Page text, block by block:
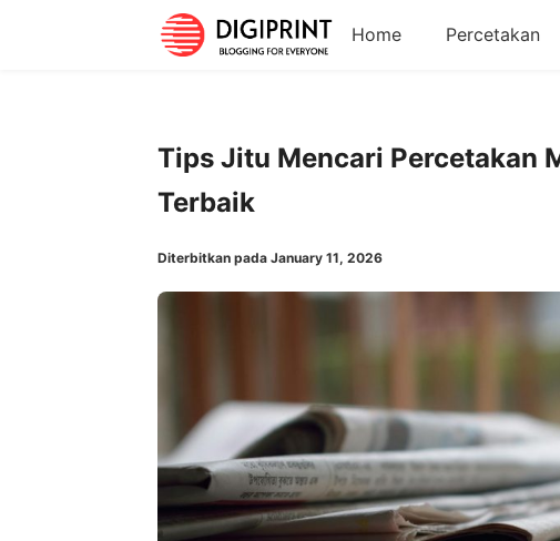
Home Percetakan
Tips Jitu Mencari Percetakan
Terbaik
Diterbitkan pada January 11, 2026